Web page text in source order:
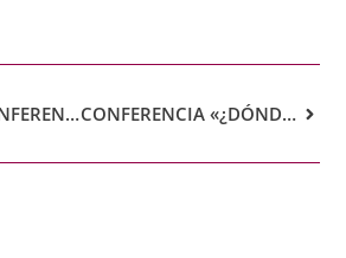
LII CICLO DE CONFERENCIAS CONFERENCIA «¿DÓNDE ESTÁ MI FELICIDAD? ERRORES Y ACIERTOS EN NUESTRA GESTIÓN EMOCIONAL»